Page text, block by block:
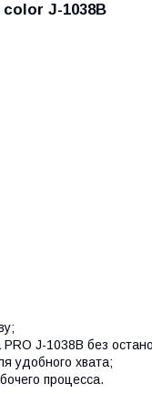
color J-1038B
J-1038B без
удобного хвата;
процесса.